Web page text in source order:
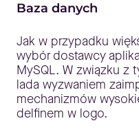
Baza danych
Jak w przypadku
wybór dostawcy
MySQL. W związku z
lada wyzwaniem
mechanizmów
delfinem w logo.